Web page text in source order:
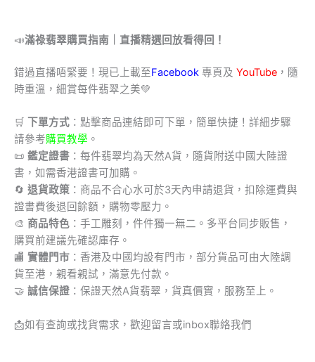
📣滿祿翡翠購買指南｜直播精選回放看得回！
錯過直播唔緊要！現已上載至Facebook 專頁及 YouTube ，隨
時重溫，細賞每件翡翠之美💚
🛒 下單方式 ：點擊商品連結即可下單，簡單快捷！詳細步驟
請參考購買教學 。
📜 鑑定證書 ：每件翡翠均為天然A貨，隨貨附送中國大陸證
書，如需香港證書可加購。
🔄 退貨政策 ：商品不合心水可於3天內申請退貨，扣除運費與
證書費後退回餘額，購物零壓力。
🎨 商品特色 ：手工雕刻，件件獨一無二。多平台同步販售，
購買前建議先確認庫存。
🏬 實體門市 ：香港及中國均設有門市，部分貨品可由大陸調
貨至港，親看親試，滿意先付款。
🤝 誠信保證 ：保證天然A貨翡翠，貨真價實，服務至上。
📩如有查詢或找貨需求，歡迎留言或inbox聯絡我們